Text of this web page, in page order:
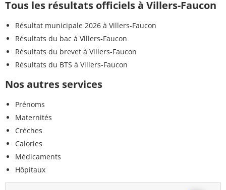
Tous les résultats officiels à Villers-Faucon
Résultat municipale 2026 à Villers-Faucon
Résultats du bac à Villers-Faucon
Résultats du brevet à Villers-Faucon
Résultats du BTS à Villers-Faucon
Nos autres services
Prénoms
Maternités
Crèches
Calories
Médicaments
Hôpitaux